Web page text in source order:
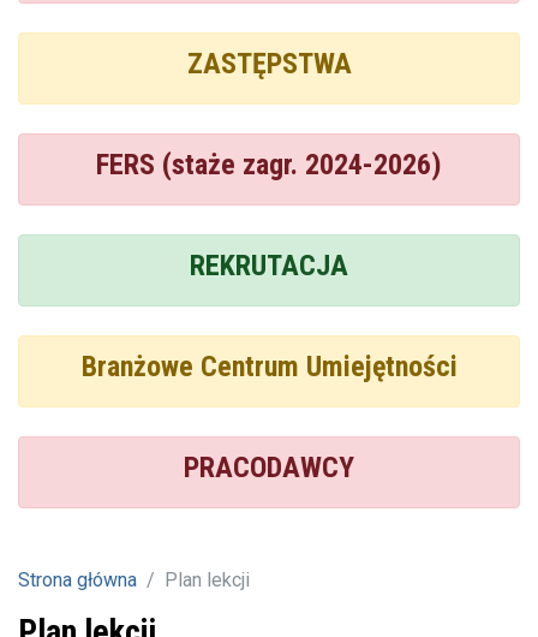
ZASTĘPSTWA
FERS (staże zagr. 2024-2026)
REKRUTACJA
Branżowe Centrum Umiejętności
PRACODAWCY
Strona główna Plan lekcji